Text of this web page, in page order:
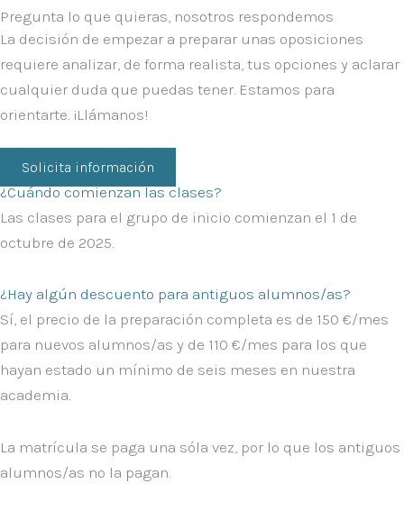
Pregunta lo que quieras, nosotros respondemos
La decisión de empezar a preparar unas oposiciones
requiere analizar, de forma realista, tus opciones y aclarar
cualquier duda que puedas tener. Estamos para
orientarte. ¡Llámanos!
Solicita información
¿Cuándo comienzan las clases?
Las clases para el grupo de inicio comienzan el 1 de
octubre de 2025
¿Hay algún descuento para antiguos alumnos/as?
Sí, el precio de la preparación completa es de 150 €/mes
para nuevos alumnos/as y de 110 €/mes para los que
hayan estado un mínimo de seis meses en nuestra
academia.
La matrícula se paga una sóla vez, por lo que los antiguos
alumnos/as no la pagan.